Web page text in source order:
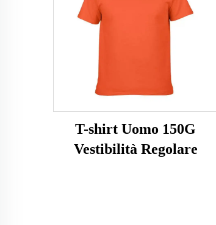
T-shirt Uomo 150G
Vestibilità Regolare